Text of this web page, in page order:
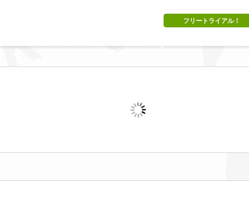
フリートライアル！